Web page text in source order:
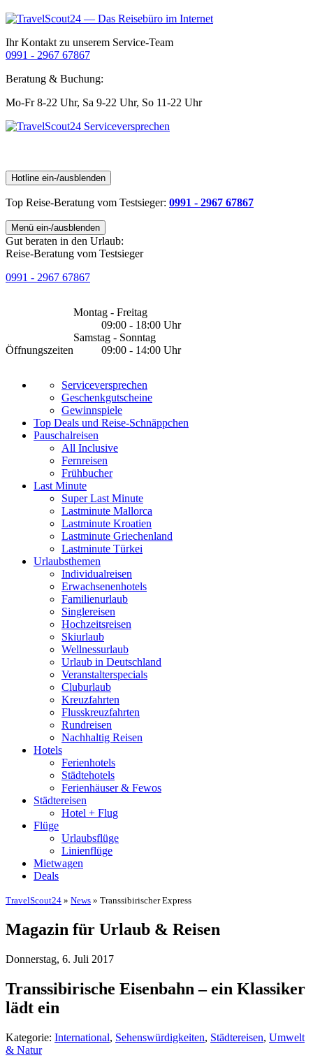
Ihr Kontakt zu unserem Service-Team
0991 - 2967 67867
Beratung & Buchung:
Mo-Fr 8-22 Uhr, Sa 9-22 Uhr, So 11-22 Uhr
Hotline ein-/ausblenden
Top Reise-Beratung vom Testsieger: 0991 - 2967 67867
Menü ein-/ausblenden
Gut beraten in den Urlaub:
Reise-Beratung vom Testsieger
0991 - 2967 67867
Öffnungszeiten
Montag - Freitag
09:00 - 18:00 Uhr
Samstag - Sonntag
09:00 - 14:00 Uhr
Serviceversprechen
Geschenkgutscheine
Gewinnspiele
Top Deals und Reise-Schnäppchen
Pauschalreisen
All Inclusive
Fernreisen
Frühbucher
Last Minute
Super Last Minute
Lastminute Mallorca
Lastminute Kroatien
Lastminute Griechenland
Lastminute Türkei
Urlaubsthemen
Individualreisen
Erwachsenenhotels
Familienurlaub
Singlereisen
Hochzeitsreisen
Skiurlaub
Wellnessurlaub
Urlaub in Deutschland
Veranstalterspecials
Cluburlaub
Kreuzfahrten
Flusskreuzfahrten
Rundreisen
Nachhaltig Reisen
Hotels
Ferienhotels
Städtehotels
Ferienhäuser & Fewos
Städtereisen
Hotel + Flug
Flüge
Urlaubsflüge
Linienflüge
Mietwagen
Deals
TravelScout24 » News » Transsibirischer Express
Magazin für Urlaub & Reisen
Donnerstag, 6. Juli 2017
Transsibirische Eisenbahn – ein Klassiker
lädt ein
Kategorie: International, Sehenswürdigkeiten, Städtereisen, Umwelt
& Natur